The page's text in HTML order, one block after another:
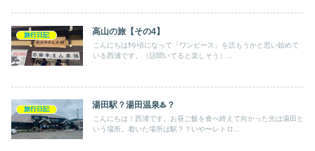
旅行日記 高山の旅【その4】
こんにちは❗️今頃になって「ワンピース」を読もうかと思い始めて
いる西浦です。（話聞いてると楽しそう）...
旅行日記 湯田駅？湯田温泉♨️？
こんにちは！西浦です。お昼ご飯を食べ終えて向かった先は湯田と
いう場所。着いた場所は駅？？いや〜レトロ...